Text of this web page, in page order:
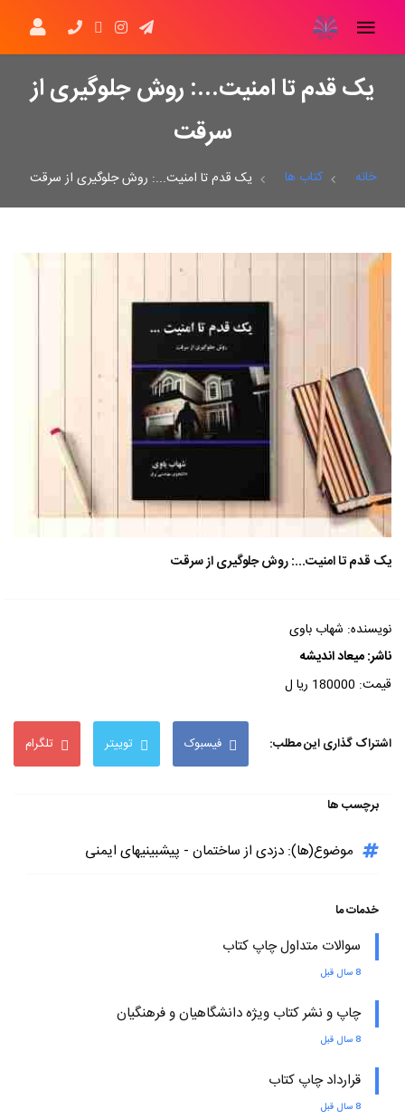
یک قدم تا امنیت...: روش جلوگیری از
سرقت
خانه کتاب ها یک قدم تا امنیت...: روش جلوگیری از سرقت
یک قدم تا امنیت...: روش جلوگیری از سرقت
نویسنده: شهاب باوی
ناشر:میعاد اندیشه
قیمت: 180000 ریا ل
اشتراک گذاری این مطلب: فیسبوک توییتر تلگرام
برچسب ها
موضوع(ها): دزدی از ساختمان - پیشبینیهای ایمنی
خدمات ما
سوالات متداول چاپ کتاب
8 سال قبل
چاپ و نشر کتاب ویژه دانشگاهیان و فرهنگیان
8 سال قبل
قرارداد چاپ کتاب
8 سال قبل